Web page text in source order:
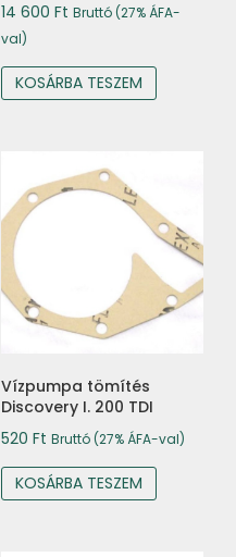
14 600 Ft Bruttó (27% ÁFA-
val)
KOSÁRBA TESZEM
Vízpumpa tömítés
Discovery I. 200 TDI
520 Ft Bruttó (27% ÁFA-val)
KOSÁRBA TESZEM